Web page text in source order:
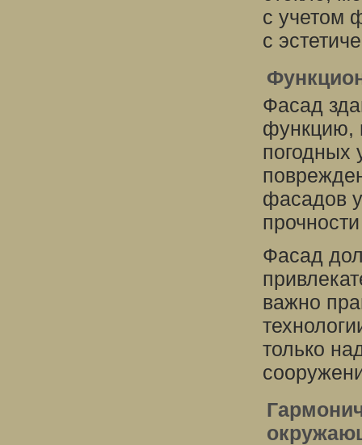
с учетом
с
Фасад
функцию,
погодных
фасадов
Фасад
важно
только